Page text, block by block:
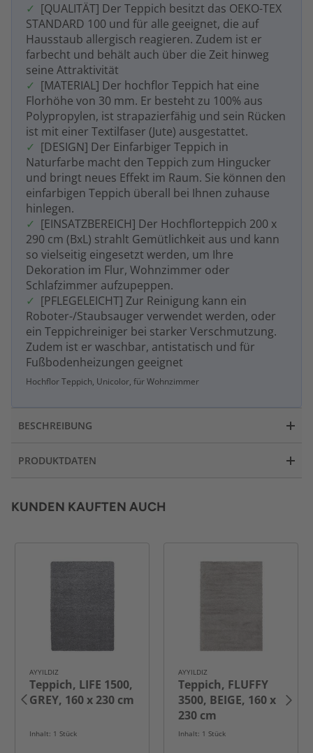
[QUALITÄT] Der Teppich besitzt das OEKO-TEX
STANDARD 100 und für alle geeignet, die auf
Hausstaub allergisch reagieren. Zudem ist er
farbecht und behält auch über die Zeit hinweg
seine Attraktivität
[MATERIAL] Der hochflor Teppich hat eine
Florhöhe von 30 mm. Er besteht zu 100% aus
Polypropylen, ist strapazierfähig und sein Rücken
ist mit einer Textilfaser (Jute) ausgestattet.
[DESIGN] Der Einfarbiger Teppich in
Naturfarbe macht den Teppich zum Hingucker
und bringt neues Effekt im Raum. Sie können den
einfarbigen Teppich überall bei Ihnen zuhause
hinlegen.
[EINSATZBEREICH] Der Hochflorteppich 200 x
290 cm (BxL) strahlt Gemütlichkeit aus und kann
so vielseitig eingesetzt werden, um Ihre
Dekoration im Flur, Wohnzimmer oder
Schlafzimmer aufzupeppen.
[PFLEGELEICHT] Zur Reinigung kann ein
Roboter-/Staubsauger verwendet werden, oder
ein Teppichreiniger bei starker Verschmutzung.
Zudem ist er waschbar, antistatisch und für
Fußbodenheizungen geeignet
Hochflor Teppich, Unicolor, für Wohnzimmer
BESCHREIBUNG
PRODUKTDATEN
KUNDEN KAUFTEN AUCH
AYYILDIZ
Teppich, LIFE 1500,
GREY, 160 x 230 cm
Inhalt: 1 Stück
AYYILDIZ
Teppich, FLUFFY
3500, BEIGE, 160 x
230 cm
Inhalt: 1 Stück